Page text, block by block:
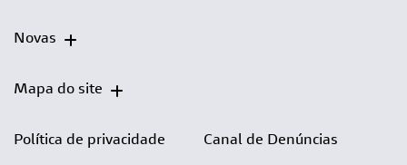
Novas
Mapa do site
Política de privacidade Canal de Denúncias